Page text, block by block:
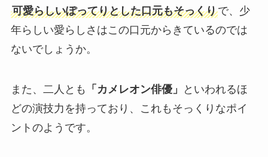
可愛らしいぽってりとした口元もそっくりで、少
年らしい愛らしさはこの口元からきているのでは
ないでしょうか。
また、二人とも 「カメレオン俳優」
といわれるほ
どの演技力を持っており、これもそっくりなポイ
ントのようです。